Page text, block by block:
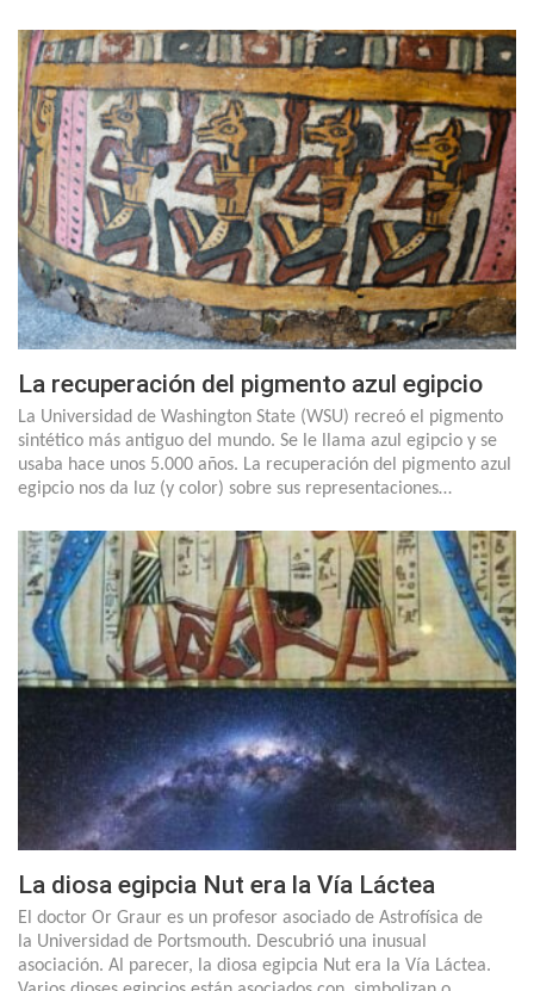
La recuperación del pigmento azul egipcio
La Universidad de Washington State (WSU) recreó el pigmento
sintético más antiguo del mundo. Se le llama azul egipcio y se
usaba hace unos 5.000 años. La recuperación del pigmento azul
egipcio nos da luz (y color) sobre sus representaciones…
La diosa egipcia Nut era la Vía Láctea
El doctor Or Graur es un profesor asociado de Astrofísica de
la Universidad de Portsmouth. Descubrió una inusual
asociación. Al parecer, la diosa egipcia Nut era la Vía Láctea.